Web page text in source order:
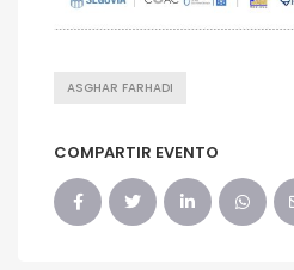
ASGHAR FARHADI
COMPARTIR EVENTO